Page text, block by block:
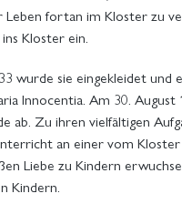
Leben fortan im Kloster zu
Kloster ein.
wurde sie eingekleidet und
Innocentia. Am 30.
ab. Zu ihren vielfältigen
an einer vom
Liebe zu Kindern
Kindern.